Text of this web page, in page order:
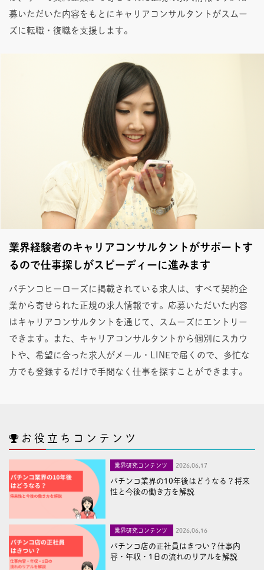
募いただいた内容をもとにキャリアコンサルタントがスムー
ズに転職・復職を支援します。
業界経験者のキャリアコンサルタントがサポートす
るので仕事探しがスピーディーに進みます
パチンコヒーローズに掲載されている求人は、すべて契約企
業から寄せられた正規の求人情報です。応募いただいた内容
はキャリアコンサルタントを通じて、スムーズにエントリー
できます。また、キャリアコンサルタントから個別にスカウ
トや、希望に合った求人がメール・LINEで届くので、多忙な
方でも登録するだけで手間なく仕事を探すことができます。
お役立ちコンテンツ
業界研究コンテンツ 2026,06,17
パチンコ業界の10年後はどうなる？将来
性と今後の働き方を解説
業界研究コンテンツ 2026,06,16
パチンコ店の正社員はきつい？仕事内
容・年収・1日の流れのリアルを解説